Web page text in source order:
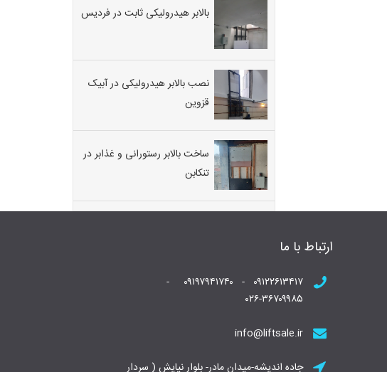
بالابر هیدرولیکی ثابت در فردیس
نصب بالابر هیدرولیکی در آبیک
قزوین
ساخت بالابر رستورانی و غذابر در
تنکابن
ارتباط با ما
۰۹۱۲۲۶۱۳۴۱۷ - ۰۹۱۹۷۹۴۱۷۴۰ -
۰۲۶-۳۶۷۰۹۹۸۵
info@liftsale.ir
جاده اندیشه-میدان مادر- بلوار نیایش ( سردار